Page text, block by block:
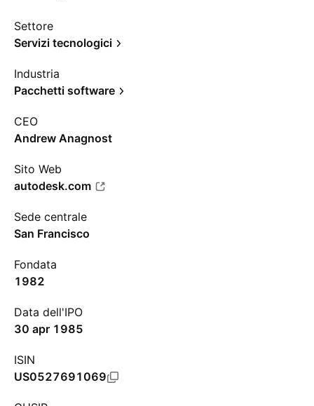
Settore
Servizi tecnologici
Industria
Pacchetti software
CEO
Andrew Anagnost
Sito Web
autodesk.com
Sede centrale
San Francisco
Fondata
1982
Data dell'IPO
30 apr 1985
ISIN
US0527691069